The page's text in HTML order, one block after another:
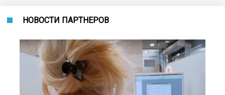
НОВОСТИ ПАРТНЕРОВ